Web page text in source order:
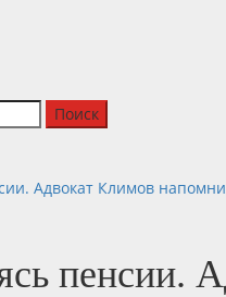
Адвокат Климов
пенсии.